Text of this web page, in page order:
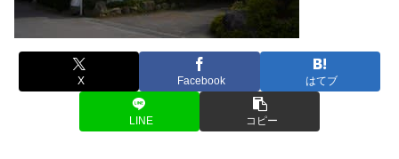
X Facebook はてブ
LINE コピー